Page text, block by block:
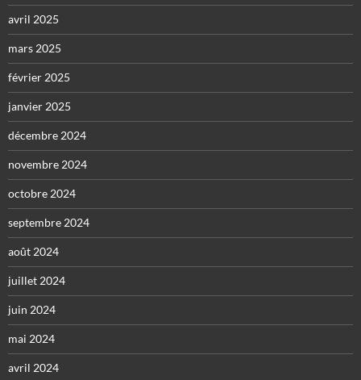
avril 2025
mars 2025
février 2025
janvier 2025
décembre 2024
novembre 2024
octobre 2024
septembre 2024
août 2024
juillet 2024
juin 2024
mai 2024
avril 2024